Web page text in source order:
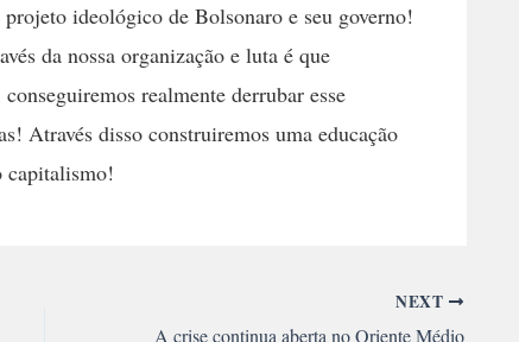
ideológico de Bolsonaro e seu governo!
da nossa organização e luta é que
realmente derrubar esse
Através disso construiremos uma educação
capitalismo!
NEXT
A crise continua aberta no Oriente Médio